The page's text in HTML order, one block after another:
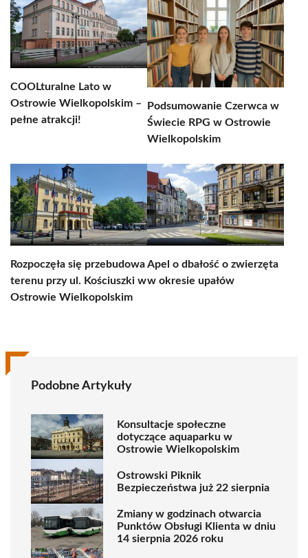
COOLturalne Lato w
Ostrowie Wielkopolskim –
pełne atrakcji!
Podsumowanie Czerwca w
Świecie RPG w Ostrowie
Wielkopolskim
Rozpoczęła się przebudowa
terenu przy ul. Kościuszki w
Ostrowie Wielkopolskim
Apel o dbałość o zwierzęta
w okresie upałów
Podobne Artykuły
Konsultacje społeczne
dotyczące aquaparku w
Ostrowie Wielkopolskim
Ostrowski Piknik
Bezpieczeństwa już 22 sierpnia
Zmiany w godzinach otwarcia
Punktów Obsługi Klienta w dniu
14 sierpnia 2026 roku